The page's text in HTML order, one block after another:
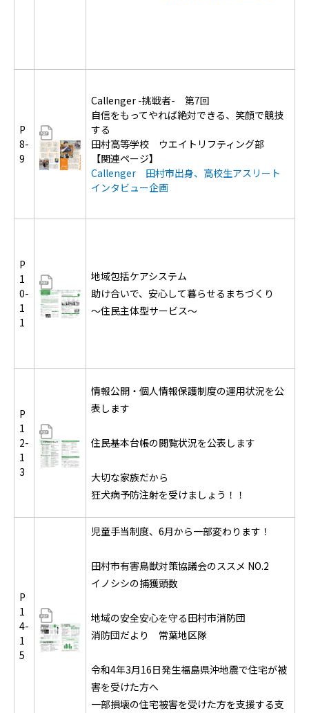
P
8-
9
Callenger -挑戦者- 第7回
自信をもってやれば絶対できる、笑顔で競技
する
田村高等学校 ウエイトリフティング部
【関連ページ】
Callenger 田村市出身、高校生アスリート
インタビュー企画
P
1
0-
1
1
地域包括ケアシステム
助け合いで、安心して暮らせるまちづくり
～住民主体型サービス～
P
1
2-
1
3
情報公開・個人情報保護制度の運用状況を公
表します
住民基本台帳の閲覧状況を公表します
大切な家族だから
狂犬病予防注射を受けましょう！！
P
1
4-
1
5
児童手当制度、6月から一部変わります！
田村市有害鳥獣対策協議会のススメ NO.2
イノシシの捕獲頭数
地域の安全安心を守る田村市消防団
消防団だより 常葉地区隊
令和4年3月16日発生福島県沖地震で住宅が被
害を受けた方へ
一部損壊の住宅被害を受けた方を支援する支